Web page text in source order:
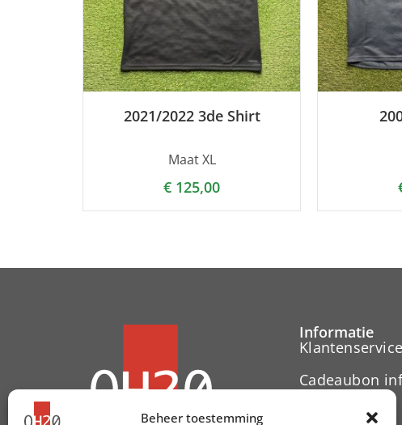
Beheer toestemming
2021/2022 3de Shirt
Maat XL
€ 125,00
Informatie
Klantenservice
Cadeaubon